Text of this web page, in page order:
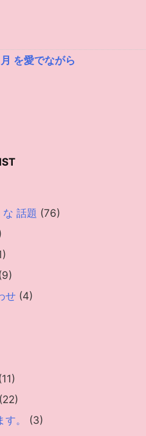
月 を愛でながら
話題 (76)
せ (4)
(22)
。
(3)